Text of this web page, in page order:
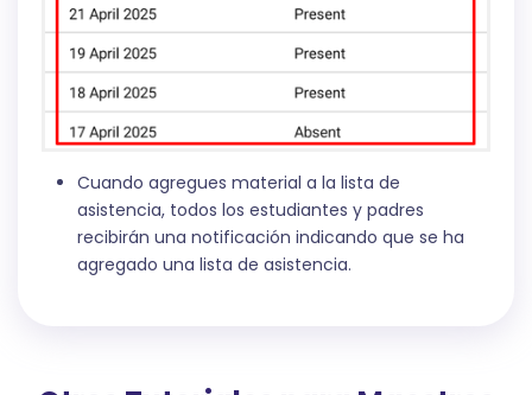
Cuando agregues material a la lista de
asistencia, todos los estudiantes y padres
recibirán una notificación indicando que se ha
agregado una lista de asistencia.